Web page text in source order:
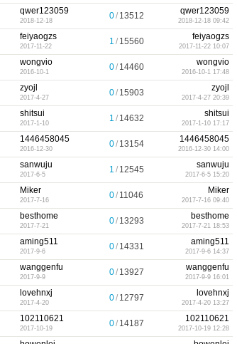
qwer123059
2018-12-18
0/ 13512 qwer123059
2018-12-18 09:42
feiyaogzs
2017-11-22
1 / 15560 feiyaogzs
2017-11-22 10:07
wongvio
2016-10-1
0/ 14460 wongvio
2016-10-1 17:48
zyojl
2017-4-27
0/ 15903 zyojl
2017-4-27 20:39
shitsui
2017-1-10
1 / 14632 shitsui
2017-1-10 17:17
1446458045
2016-12-30
0/ 13154 1446458045
2016-12-30 14:00
sanwuju
2017-6-5
1 / 12545 sanwuju
2017-6-5 15:20
Miker
2017-7-16
0/ 11046 Miker
2017-7-16 09:40
besthome
2017-7-21
0/ 13293 besthome
2017-7-21 18:53
aming511
2017-9-6
0/ 14331 aming511
2017-9-6 14:37
wanggenfu
2017-9-9
0/ 13927 wanggenfu
2017-9-9 16:01
lovehnxj
2017-4-20
0/ 12797 lovehnxj
2017-4-20 13:27
102110621
2017-10-19
0/ 14187 102110621
2017-10-19 12:28